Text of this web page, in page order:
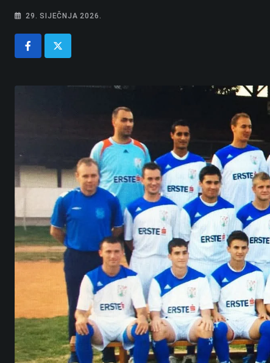
29. SIJEČNJA 2026.